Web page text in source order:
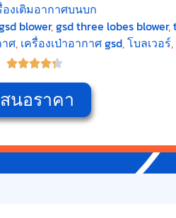
องเติมอากาศบนบก
blower,gsd three lobes blower,
าศ, เครื่องเป่าอากาศ gsd,โบลเวอร์,

นอราคา